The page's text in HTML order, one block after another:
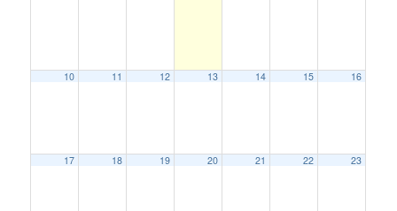
10 11 12 13 14 15 16
17 18 19 20 21 22 23